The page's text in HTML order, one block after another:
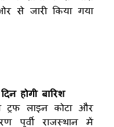
से जारी किया गया
होगी बारिश
लाइन कोटा और
पूर्वी राजस्थान में